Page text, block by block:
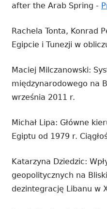
after the Arab Spring -
Rachela Tonta, Konrad
Egipcie i Tunezji w
Maciej Milczanowski:
międzynarodowego na
września 2011 r.
Michał Lipa: Główne
Egiptu od 1979 r.
Katarzyna Dziedzic:
geopolitycznych na
dezintegrację Libanu w